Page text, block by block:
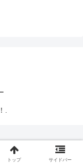
.
トップ サイドバー